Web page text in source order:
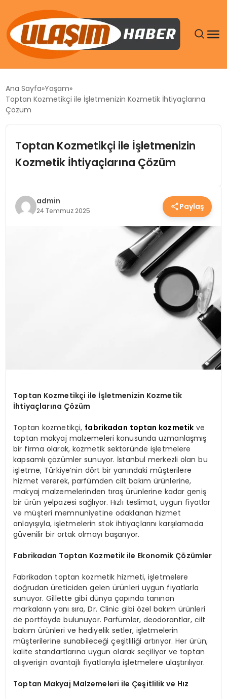
SIYASET
EKONOMI
TEKNOLOJI
Ana Sayfa Yaşam
Toptan Kozmetikçi ile İşletmenizin Kozmetik İhtiyaçlarına
Çözüm
Toptan Kozmetikçi ile İşletmenizin
Kozmetik İhtiyaçlarına Çözüm
admin
24 Temmuz 2025 Paylaş
Toptan Kozmetikçi ile İşletmenizin Kozmetik
İhtiyaçlarına Çözüm
Toptan kozmetikçi, fabrikadan toptan kozmetik ve
toptan makyaj malzemeleri konusunda uzmanlaşmış
bir firma olarak, kozmetik sektöründe işletmelere
kapsamlı çözümler sunuyor. İstanbul merkezli olan bu
işletme, Türkiye’nin dört bir yanındaki müşterilere
hizmet vererek, parfümden cilt bakım ürünlerine,
makyaj malzemelerinden tıraş ürünlerine kadar geniş
bir ürün yelpazesi sağlıyor. Hızlı teslimat, uygun fiyatlar
ve müşteri memnuniyetine odaklanan hizmet
anlayışıyla, işletmelerin stok ihtiyaçlarını karşılamada
güvenilir bir ortak olmayı başarıyor.
Fabrikadan Toptan Kozmetik ile Ekonomik Çözümler
Fabrikadan toptan kozmetik hizmeti, işletmelere
doğrudan üreticiden gelen ürünleri uygun fiyatlarla
sunuyor. Gillette gibi dünya çapında tanınan
markaların yanı sıra, Dr. Clinic gibi özel bakım ürünleri
de portföyde bulunuyor. Parfümler, deodorantlar, cilt
bakım ürünleri ve hediyelik setler, işletmelerin
müşterilerine sunabileceği çeşitliliği artırıyor. Her ürün,
kalite standartlarına uygun olarak seçiliyor ve toptan
alışverişin avantajlı fiyatlarıyla işletmelere ulaştırılıyor.
Toptan Makyaj Malzemeleri ile Çeşitlilik ve Hız